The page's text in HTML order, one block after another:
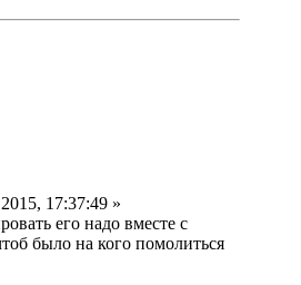
17:37:49 »
его надо вместе с
было на кого помолиться